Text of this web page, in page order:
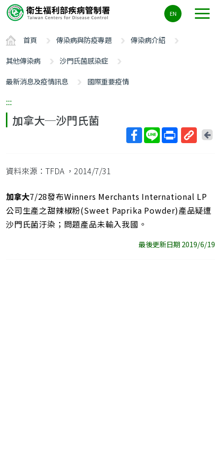
要
容
ALT+C
EN
首頁 傳染病與防疫專題
傳染病介紹
其他傳染病
沙門氏菌感染症
最新消息及疫情訊息
國際重要疫情
:::
加拿大─沙門氏菌
址
回
資料來源：TFDA ，2014/7/31
加拿大7/28發布Winners Merchants International LP
公司生產之甜辣椒粉(Sweet Paprika Powder)產品疑遭
沙門氏菌汙染；問題產品未輸入我國。
最後更新日期 2019/6/19